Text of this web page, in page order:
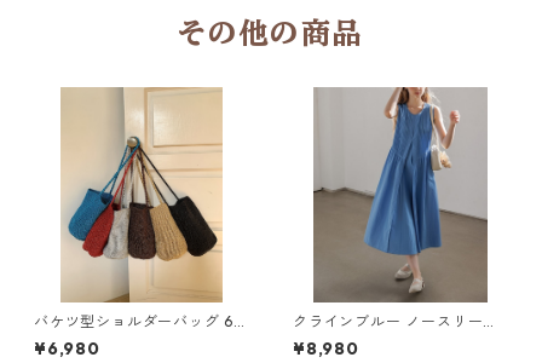
その他の商品
バケツ型ショルダーバッグ 6c
ol H 260109
¥6,980
クラインブルー ノースリーブ
ロングドレス H 260113
¥8,980